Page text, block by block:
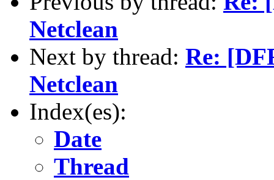
Netclean
Next by thread: Re:
Netclean
Index(es):
Date
Thread